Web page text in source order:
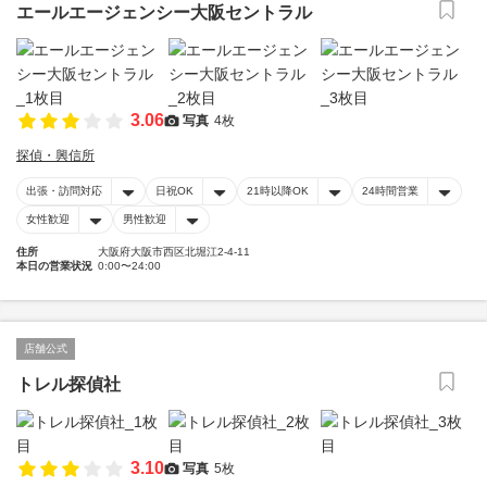
エールエージェンシー大阪セントラル
3.06 写真 4枚
探偵・興信所
出張・訪問対応 日祝OK 21時以降OK 24時間営業
女性歓迎 男性歓迎
住所
大阪府大阪市西区北堀江2-4-11
本日の営業状況 0:00〜24:00
店舗公式
トレル探偵社
3.10 写真 5枚